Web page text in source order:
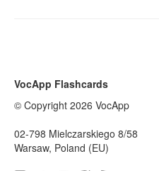
VocApp Flashcards
© Copyright 2026 VocApp
02-798 Mielczarskiego 8/58
Warsaw, Poland (EU)